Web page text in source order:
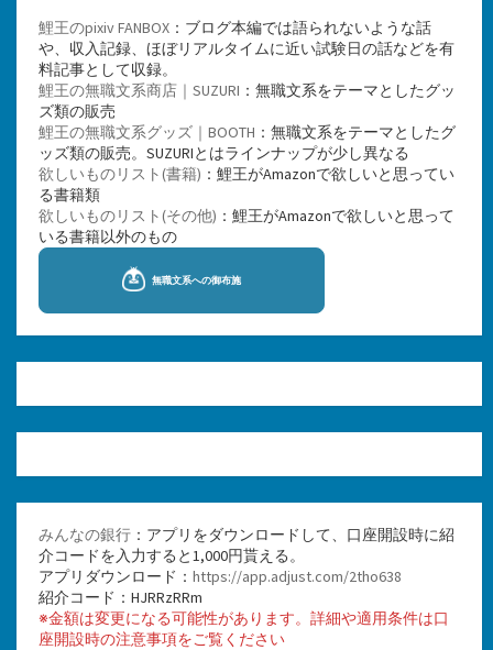
鯉王のpixiv FANBOX ：ブログ本編では語られないような話
や、収入記録、ほぼリアルタイムに近い試験日の話などを有
料記事として収録。
鯉王の無職文系商店｜SUZURI ：無職文系をテーマとしたグッ
ズ類の販売
鯉王の無職文系グッズ｜BOOTH ：無職文系をテーマとしたグ
ッズ類の販売。SUZURIとはラインナップが少し異なる
欲しいものリスト(書籍) ：鯉王がAmazonで欲しいと思ってい
る書籍類
欲しいものリスト(その他) ：鯉王がAmazonで欲しいと思って
いる書籍以外のもの
みんなの銀行 ：アプリをダウンロードして、口座開設時に紹
介コードを入力すると1,000円貰える。
アプリダウンロード： https://app.adjust.com/2tho638
紹介コード：HJRRzRRm
※金額は変更になる可能性があります。詳細や適用条件は口
座開設時の注意事項をご覧ください